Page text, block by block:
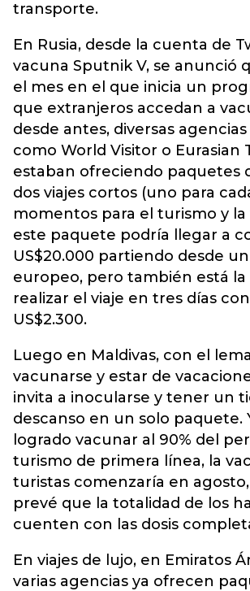
transporte.
En Rusia, desde la cuenta de
vacuna Sputnik V, se anunció
el mes en el que inicia un
que extranjeros accedan a
desde antes, diversas
como World Visitor o Eurasian
estaban ofreciendo paquetes
dos viajes cortos (uno para
momentos para el turismo y
este paquete podría llegar a
US$20.000 partiendo desde
europeo, pero también está la
realizar el viaje en tres días
US$2.300.
Luego en Maldivas, con el
vacunarse y estar de
invita a inocularse y tener un
descanso en un solo paquete.
logrado vacunar al 90% del
turismo de primera línea, la
turistas comenzaría en
prevé que la totalidad de los
cuenten con las dosis
En viajes de lujo, en Emiratos
varias agencias ya ofrecen